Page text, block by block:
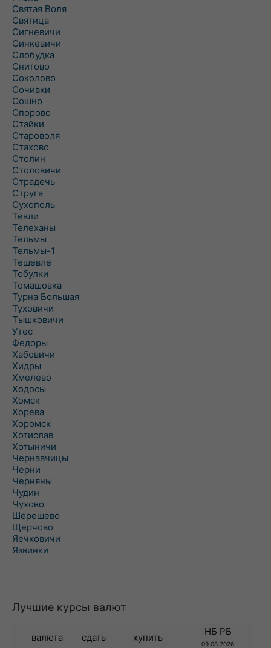
Святая Воля
Святица
Сигневичи
Синкевичи
Слобудка
Снитово
Соколово
Сочивки
Сошно
Спорово
Стайки
Староволя
Стахово
Столин
Столовичи
Страдечь
Струга
Сухополь
Тевли
Телеханы
Тельмы
Тельмы-1
Тешевле
Тобулки
Томашовка
Турна Большая
Туховичи
Тышковичи
Утес
Федоры
Хабовичи
Хидры
Хмелево
Ходосы
Хомск
Хорева
Хоромск
Хотислав
Хотыничи
Чернавчицы
Черни
Черняны
Чудин
Чухово
Шерешево
Щерчово
Яечковичи
Язвинки
Лучшие курсы валют
валюта сдать купить
НБ РБ
09.08.2026